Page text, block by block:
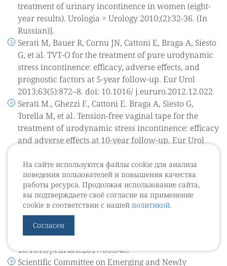
На сайте используются файлы cookie для анализа
поведения пользователей и повышения качества
работы ресурса. Продолжая использование сайта,
вы подтверждаете своё согласие на применение
cookie в соответствии с нашей политикой.
Согласен
treatment of urinary incontinence in women (eight-
year results). Urologia = Urology 2010;(2):32-36. (In
Russian)].
Serati M, Bauer R, Cornu JN, Cattoni E, Braga A, Siesto
G, et al. TVT-O for the treatment of pure urodynamic
stress incontinence: efficacy, adverse effects, and
prognostic factors at 5-year follow-up. Eur Urol
2013;63(5):872–8. doi: 10.1016/ j.eururo.2012.12.022
Serati M., Ghezzi F., Cattoni E. Braga A, Siesto G,
Torella M, et al. Tension-free vaginal tape for the
treatment of urodynamic stress incontinence: efficacy
and adverse effects at 10-year follow-up. Eur Urol
Chapple C.R., Cruz F., Deffieux X. Alfredo L Milani Al,
Salvador Arlandis S,Artibani W, et al. Consensus
Statement of the European Urology Association and
the European Urogynaecological Association on the
use of implanted materials for treating pelvic organ
prolapse and stress urinary incontinence. Eur Urol
2017;72(3):424-431. doi:
10.1016/j.eururo.2017.03.048.
Scientific Committee on Emerging and Newly